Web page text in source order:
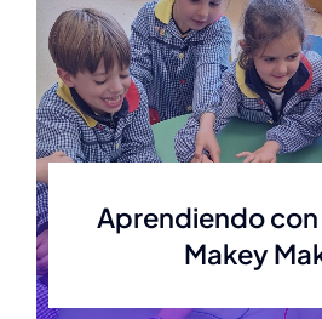
Aprendiendo con
Makey